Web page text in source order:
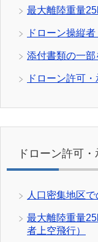
最大離陸重量
ドローン操縦
添付書類の一
ドローン許可
ドローン許可
人口密集地区
最大離陸重量
者上空飛行）